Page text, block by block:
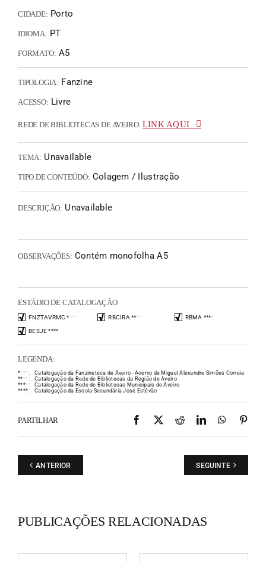
CIDADE: Porto
IDIOMA: PT
FORMATO: A5
TIPOLOGIA: Fanzine
ACESSO: Livre
REDE DE BIBLIOTECAS DE AVEIRO: LINK AQUI
TEMA: Unavailable
TIPO DE CONTEÚDO: Colagem / Ilustração
DESCRIÇÃO: Unavailable
OBSERVAÇÕES: Contém monofolha A5
ESTÁDIO DE CATALOGAÇÃO
FNZTAVRMC **** RBCIRA **** RBMA ****
BESJE ****
LEGENDA:
** * * :
Catalogação da Fanzineteca de Aveiro - Acervo de Miguel Alexandre Simões Correia
** * * :
Catalogação da Rede de Bibliotecas da Região de Aveiro
**** :
Catalogação da Rede de Bibliotecas Municipais de Aveiro
**** : Catalogação da Escola Secundária José Estêvão
PARTILHAR Facebook
X RedditLinkedIn
ANTERIOR SEGUINTE
PUBLICAÇÕES RELACIONADAS